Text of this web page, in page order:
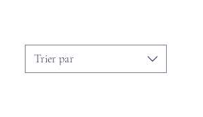
Trier par